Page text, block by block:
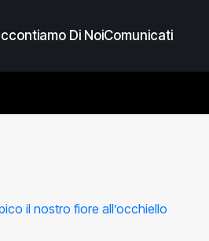
Di NoiComunicati
il nostro fiore all’occhiello